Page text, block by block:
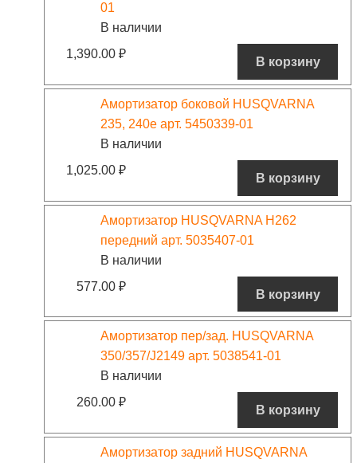
01
В наличии
1,390.00 ₽
В корзину
Амортизатор боковой HUSQVARNA
235, 240e арт. 5450339-01
В наличии
1,025.00 ₽
В корзину
Амортизатор HUSQVARNA Н262
передний арт. 5035407-01
В наличии
577.00 ₽
В корзину
Амортизатор пер/зад. HUSQVARNA
350/357/J2149 арт. 5038541-01
В наличии
260.00 ₽
В корзину
Амортизатор задний HUSQVARNA